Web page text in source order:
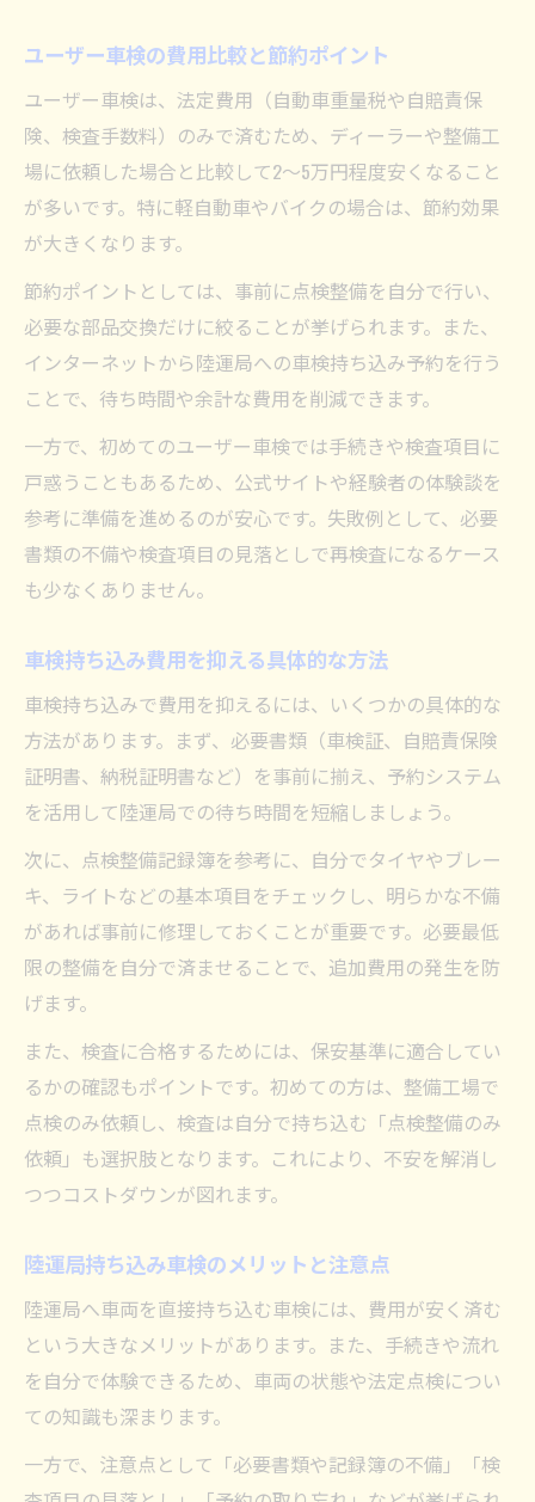
持ち込み車検で追加費用を防ぐ秘策
陸運局持ち込みで賢く費用を最小化する方
法
ユーザー車検で費用負担を減らすチェック
項目
バイクや軽自動車も対象の持ち込み車検術
バイク車検持ち込みの費用と流れを解説
軽自動車の車検持ち込みで抑えるべき費用
バイク車検持ち込みの必要書類と注意点
軽自動車車検持ち込みの流れとポイント
車検持ち込みでバイク・軽自動車も安心
陸運局での車検手続き時に注意すべき点
陸運局持ち込み車検で注意すべきポイント
車検手続き時に見落としがちな注意点
車検持ち込みでの手続きミス防止策
陸運局持ち込み車検の効率的な回り方
ユーザー車検の費用比較と節約ポイント
ユーザー車検は、法定費用（自動車重量税や自賠責保
険、検査手数料）のみで済むため、ディーラーや整備工
場に依頼した場合と比較して2〜5万円程度安くなること
が多いです。特に軽自動車やバイクの場合は、節約効果
が大きくなります。
節約ポイントとしては、事前に点検整備を自分で行い、
必要な部品交換だけに絞ることが挙げられます。また、
インターネットから陸運局への車検持ち込み予約を行う
ことで、待ち時間や余計な費用を削減できます。
一方で、初めてのユーザー車検では手続きや検査項目に
戸惑うこともあるため、公式サイトや経験者の体験談を
参考に準備を進めるのが安心です。失敗例として、必要
書類の不備や検査項目の見落としで再検査になるケース
も少なくありません。
車検持ち込み費用を抑える具体的な方法
車検持ち込みで費用を抑えるには、いくつかの具体的な
方法があります。まず、必要書類（車検証、自賠責保険
証明書、納税証明書など）を事前に揃え、予約システム
を活用して陸運局での待ち時間を短縮しましょう。
次に、点検整備記録簿を参考に、自分でタイヤやブレー
キ、ライトなどの基本項目をチェックし、明らかな不備
があれば事前に修理しておくことが重要です。必要最低
限の整備を自分で済ませることで、追加費用の発生を防
げます。
また、検査に合格するためには、保安基準に適合してい
るかの確認もポイントです。初めての方は、整備工場で
点検のみ依頼し、検査は自分で持ち込む「点検整備のみ
依頼」も選択肢となります。これにより、不安を解消し
つつコストダウンが図れます。
陸運局持ち込み車検のメリットと注意点
陸運局へ車両を直接持ち込む車検には、費用が安く済む
という大きなメリットがあります。また、手続きや流れ
を自分で体験できるため、車両の状態や法定点検につい
ての知識も深まります。
一方で、注意点として「必要書類や記録簿の不備」「検